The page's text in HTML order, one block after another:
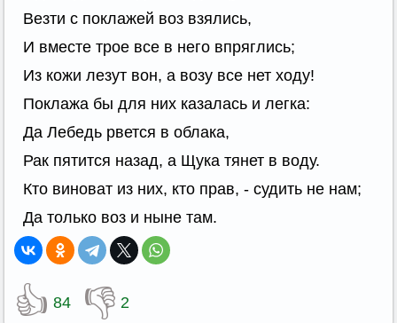
Везти с поклажей воз взялись,
И вместе трое все в него впряглись;
Из кожи лезут вон, а возу все нет ходу!
Поклажа бы для них казалась и легка:
Да Лебедь рвется в облака,
Рак пятится назад, а Щука тянет в воду.
Кто виноват из них, кто прав, - судить не нам;
Да только воз и ныне там.
👍 84 👎 2